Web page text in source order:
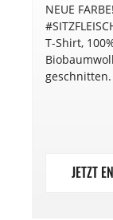
NEUE
T-Shirt,
geschnitten.
JETZT